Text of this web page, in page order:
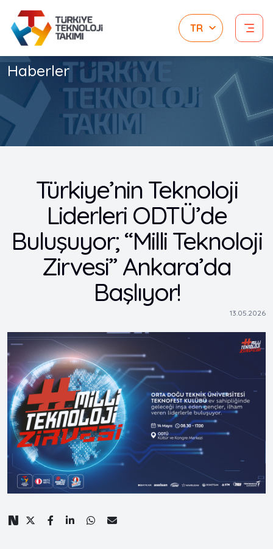
Haberler
Türkiye’nin Teknoloji
Liderleri ODTÜ’de
Buluşuyor; “Milli Teknoloji
Zirvesi” Ankara’da
Başlıyor!
13.05.2026